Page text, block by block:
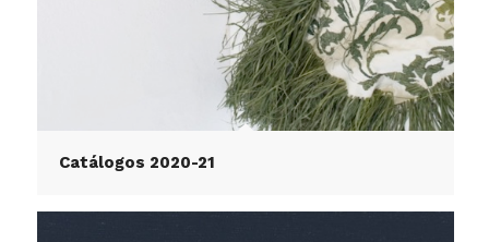
Catálogos 2020-21